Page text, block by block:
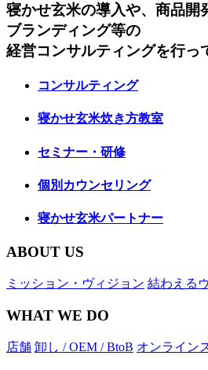
寝かせ玄米の導入や、商品開
ブランディング等の
経営コンサルティングを行っ
コンサルティング
寝かせ玄米炊き方教室
セミナー・研修
個別カウンセリング
寝かせ玄米パートナー
ABOUT US
ミッション・ヴィジョン 結わえる
WHAT WE DO
店舗 卸し / OEM / BtoB オンライン